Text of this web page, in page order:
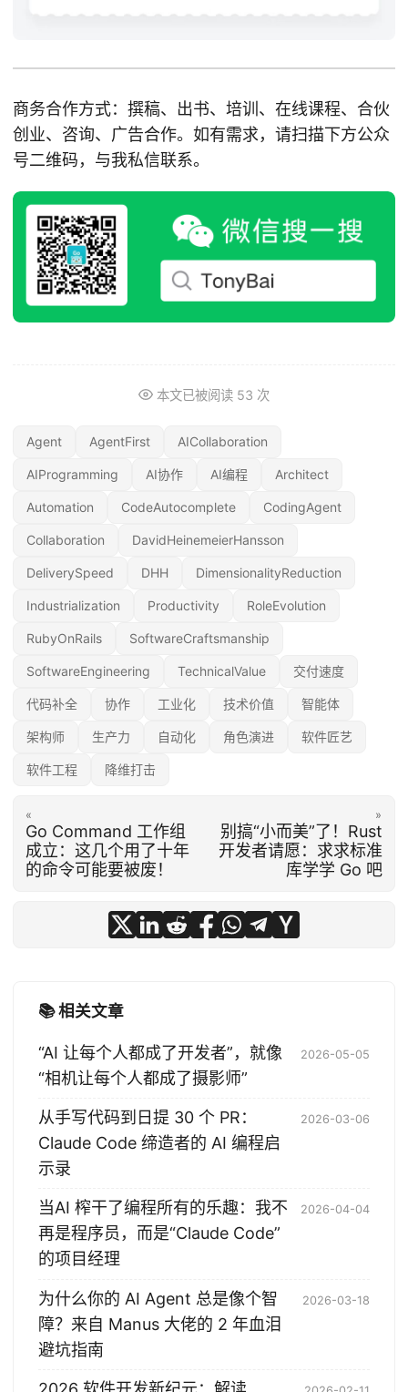
商务合作方式：撰稿、出书、培训、在线课程、合伙
创业、咨询、广告合作。如有需求，请扫描下方公众
号二维码，与我私信联系。
本文已被阅读 53 次
Agent AgentFirst AICollaboration
AIProgramming AI协作 AI编程 Architect
Automation CodeAutocomplete CodingAgent
Collaboration DavidHeinemeierHansson
DeliverySpeed DHH DimensionalityReduction
Industrialization Productivity RoleEvolution
RubyOnRails SoftwareCraftsmanship
SoftwareEngineering TechnicalValue 交付速度
代码补全 协作 工业化 技术价值 智能体
架构师 生产力 自动化 角色演进 软件匠艺
软件工程 降维打击
«
Go Command 工作组
成立：这几个用了十年
的命令可能要被废！
»
别搞“小而美”了！Rust
开发者请愿：求求标准
库学学 Go 吧
📚 相关文章
“AI 让每个人都成了开发者”，就像
“相机让每个人都成了摄影师”
2026-05-05
从手写代码到日提 30 个 PR：
Claude Code 缔造者的 AI 编程启
示录
2026-03-06
当AI 榨干了编程所有的乐趣：我不
再是程序员，而是“Claude Code”
的项目经理
2026-04-04
为什么你的 AI Agent 总是像个智
障？来自 Manus 大佬的 2 年血泪
避坑指南
2026-03-18